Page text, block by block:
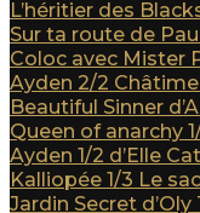
L’héritier des
Sur ta route de
Coloc avec Mister
Ayden 2/2
Beautiful Sinner
Queen of anarchy
Ayden 1/2 d’Elle
Kalliopée 1/3 Le
Jardin Secret d’Oly